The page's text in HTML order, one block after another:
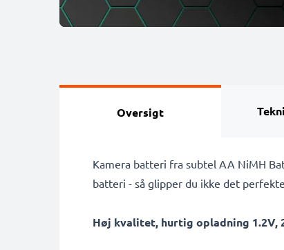
Oversigt
Kamera batteri fra subtel AA NiMH
batteri - så glipper du ikke det
Høj kvalitet, hurtig opladning 1.2V,